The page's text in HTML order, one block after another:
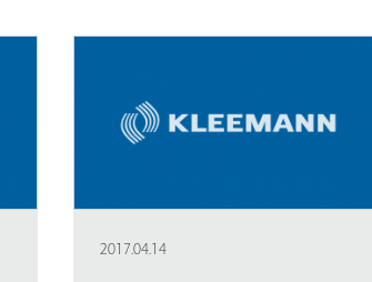
2017.04.14